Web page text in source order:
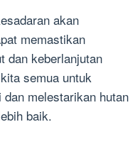
akan
memastikan
dan keberlanjutan
semua untuk
melestarikan hutan
baik.